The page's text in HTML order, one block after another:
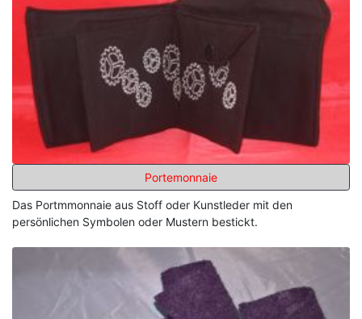
Portemonnaie
Das Portmmonnaie aus Stoff oder Kunstleder mit den
persönlichen Symbolen oder Mustern bestickt.